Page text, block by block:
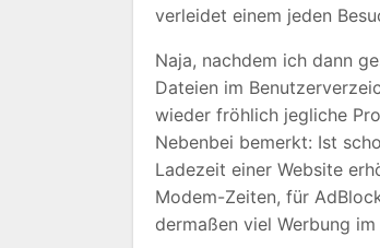
verleidet einem jeden
Naja, nachdem ich dann
Dateien im
wieder fröhlich jegliche
Nebenbei bemerkt: Ist
Ladezeit einer Website
Modem-Zeiten, für
dermaßen viel Werbung im